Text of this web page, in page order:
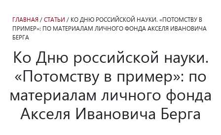
ГЛАВНАЯ / СТАТЬИ / КО ДНЮ РОССИЙСКОЙ НАУКИ. «ПОТОМСТВУ В
ПРИМЕР»: ПО МАТЕРИАЛАМ ЛИЧНОГО ФОНДА АКСЕЛЯ ИВАНОВИЧА
БЕРГА
Ко Дню российской науки.
«Потомству в пример»: по
материалам личного фонда
Акселя Ивановича Берга